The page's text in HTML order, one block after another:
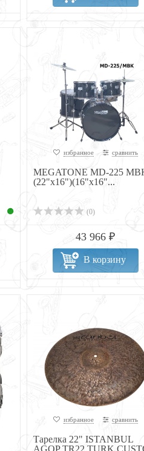
избранное сравнить
MEGATONE MD-225
(22"х16")(16"x16"...
(0)
43 966 ₽
В корзину
избранное сравнить
Тарелка 22" ISTANBUL
AGOP TR22 TURK